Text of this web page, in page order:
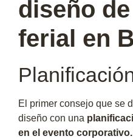
diseño
ferial en
El primer consejo que se
diseño con una
en el evento corporativo.